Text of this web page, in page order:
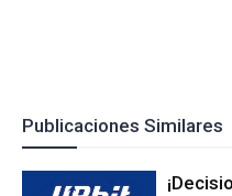
Publicaciones Similares